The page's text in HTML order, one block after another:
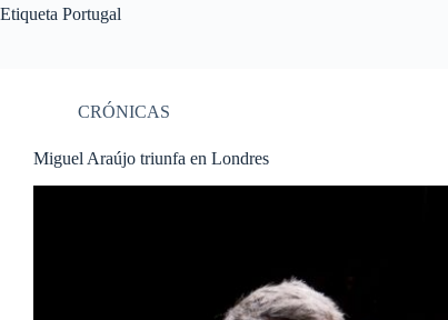
Etiqueta Portugal
CRÓNICAS
Miguel Araújo triunfa en Londres